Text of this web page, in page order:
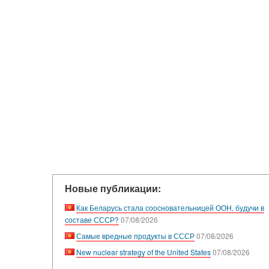
Новые публикации:
Как Беларусь стала соосновательницей ООН, будучи в
составе СССР? 07/08/2026
Самые вредные продукты в СССР07/08/2026
New nuclear strategy of the United States07/08/2026